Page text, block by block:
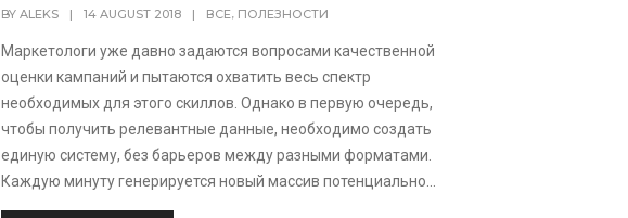
BYALEKS | 14 AUGUST 2018 | ВСЕ, ПОЛЕЗНОСТИ
Маркетологи уже давно задаются вопросами качественной
оценки кампаний и пытаются охватить весь спектр
необходимых для этого скиллов. Однако в первую очередь,
чтобы получить релевантные данные, необходимо создать
единую систему, без барьеров между разными форматами.
Каждую минуту генерируется новый массив потенциально...